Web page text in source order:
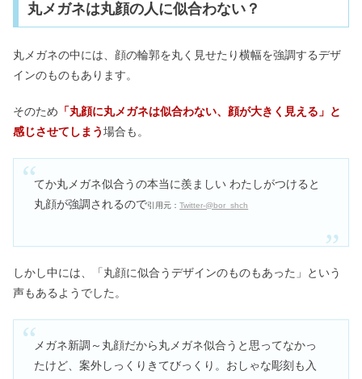
丸メガネは丸顔の人に似合わない？
丸メガネの中には、顔の輪郭を丸く見せたり横幅を強調するデザ
インのものもあります。
そのため 「丸顔に丸メガネは似合わない、顔が大きく見える」と
感じさせてしまう場合も。
てか丸メガネ似合うの本当に羨ましい わたしがつけると
丸顔が強調されるので引用元：Twitter-@bor_shch
しかし中には、「丸顔に似合うデザインのものもあった」という
声もあるようでした。
メガネ新調～丸顔だから丸メガネ似合うと思ってなかっ
たけど、案外しっくりきてびっくり。おしゃな彫刻も入